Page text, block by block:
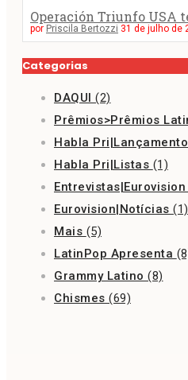
Operación Triunfo USA
por Priscila Bertozzi 31 de julho de
Categorias
DAQUI (2)
Prêmios>Prêmios
Habla
Habla Pri|Listas (1)
Entrevistas|Eurovision
Eurovision|Notícias (1)
Mais (5)
LatinPop Apresenta
Grammy Latino (8)
Chismes (69)